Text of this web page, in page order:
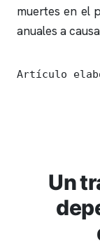
muertes en el
anuales a
Artículo
Un